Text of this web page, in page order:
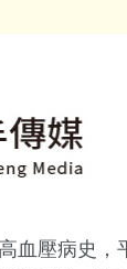
血壓病史